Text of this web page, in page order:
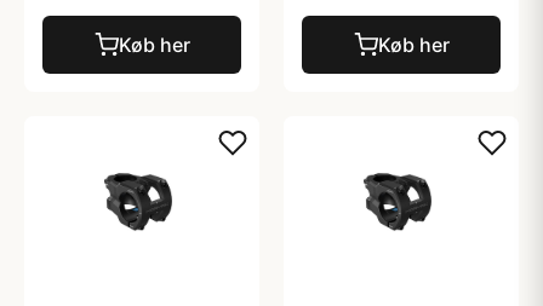
Køb her Køb her